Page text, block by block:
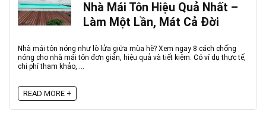
Nhà Mái Tôn Hiệu Quả Nhất –
Làm Một Lần, Mát Cả Đời
Nhà mái tôn nóng như lò lửa giữa mùa hè? Xem ngay 8 cách chống
nóng cho nhà mái tôn đơn giản, hiệu quả và tiết kiệm. Có ví dụ thực tế,
chi phí tham khảo, ...
READ MORE +